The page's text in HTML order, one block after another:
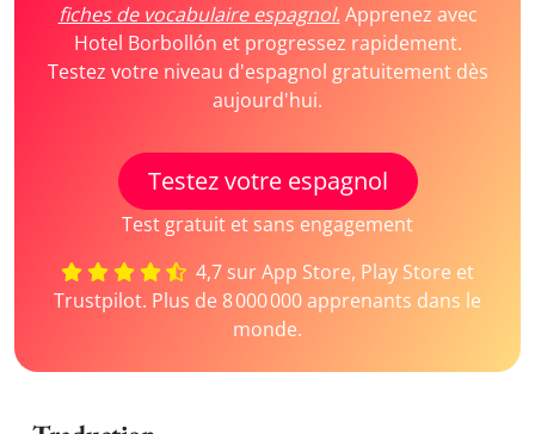
fiches de vocabulaire espagnol.Apprenez avec
Hotel Borbollón et progressez rapidement.
Testez votre niveau d'espagnol gratuitement dès
aujourd'hui.
Testez votre espagnol
Test gratuit et sans engagement
4,7 sur App Store, Play Store et
Trustpilot. Plus de 8 000 000 apprenants dans le
monde.